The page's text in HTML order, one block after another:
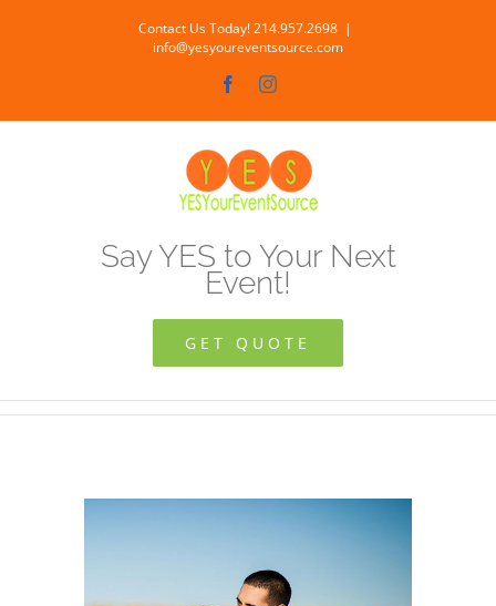
Contact Us Today! 214.957.2698 |
info@yesyoureventsource.com
FacebookInstagram
Say YES to Your Next
Event!
GET QUOTE